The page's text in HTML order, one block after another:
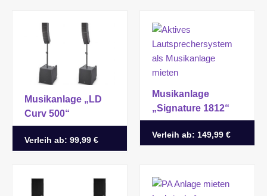
Musikanlage „LD
Curv 500“
Verleih ab: 99,99 €
Musikanlage
„Signature 1812“
Verleih ab: 149,99 €